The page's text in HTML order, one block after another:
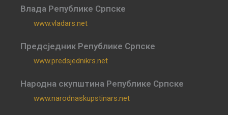
Влада Републике Српске
www.vladars.net
Предсједник Републике Српске
www.predsjednikrs.net
Народна скупштина Републике Српске
www.narodnaskupstinars.net